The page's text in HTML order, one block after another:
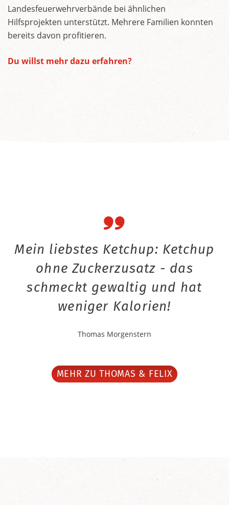
Landesfeuerwehrverbände bei ähnlichen
Hilfsprojekten unterstützt. Mehrere Familien konnten
bereits davon profitieren.
Du willst mehr dazu erfahren?
Mein liebstes Ketchup: Ketchup
ohne Zuckerzusatz - das
schmeckt gewaltig und hat
weniger Kalorien!
Thomas Morgenstern
MEHR ZU THOMAS & FELIX